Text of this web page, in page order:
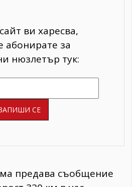
ви харесва,
абонирате за
нюзлетър тук:
предава съобщение